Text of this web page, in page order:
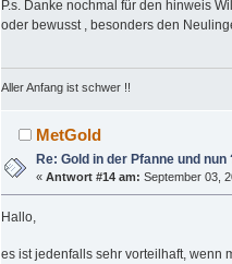
P.s. Danke nochmal für den hinweis
oder bewusst , besonders den
Aller Anfang ist schwer !!
MetGold
Re: Gold in der Pfanne und nun
«Antwort #14 am: September 03,
Hallo,
es ist jedenfalls sehr vorteilhaft, wenn